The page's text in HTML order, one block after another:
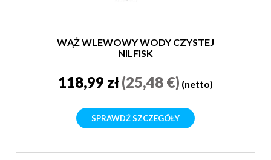
WĄŻ WLEWOWY WODY CZYSTEJ
NILFISK
118,99 zł(25,48 €) (netto)
SPRAWDŹ SZCZEGÓŁY